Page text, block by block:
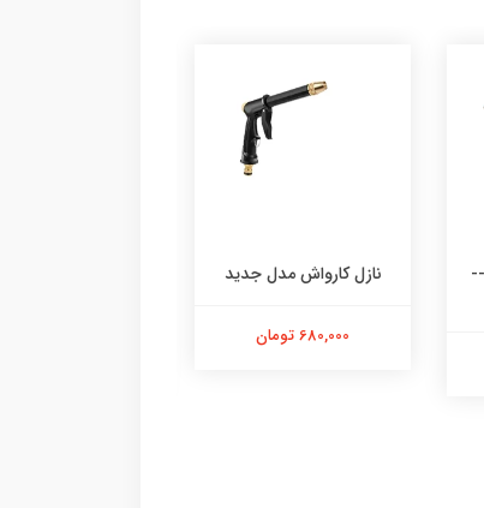
شلنگ تک پایه مدل 1.2--
نازل کارواش مدل جدید
680,000 تومان